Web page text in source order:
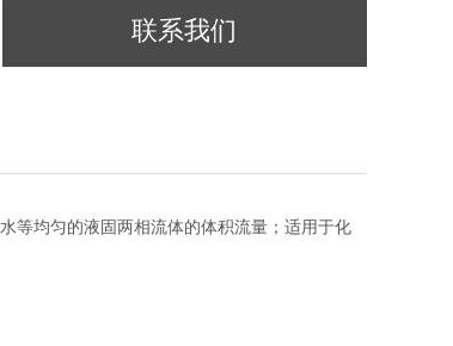
联系我们
等均匀的液固两相流体的体积流量；适用于化